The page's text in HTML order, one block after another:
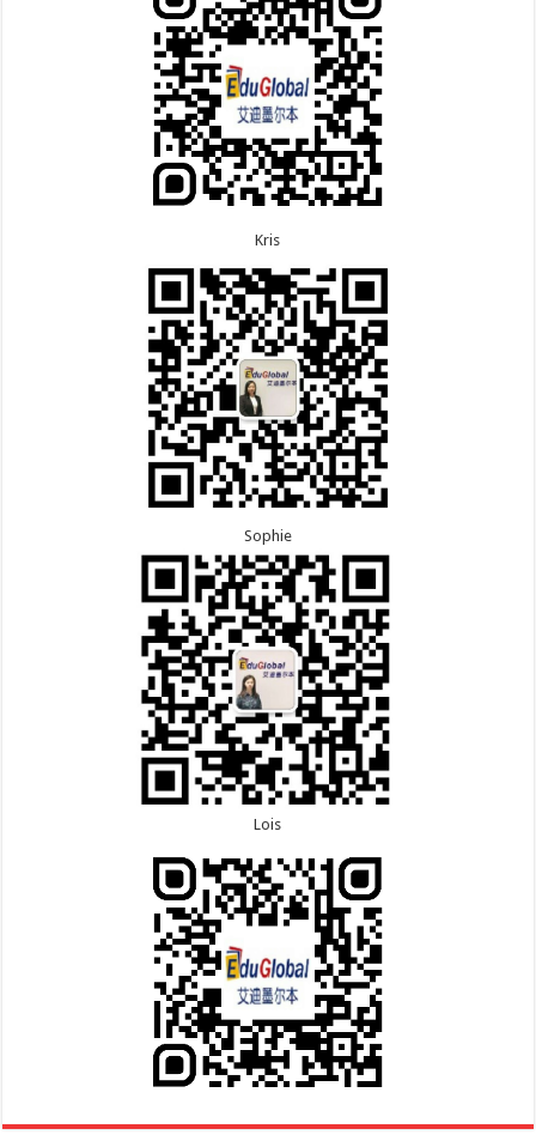
8.3恭喜黑龙江的刘女士864父母签证顺利下签！
8.3恭喜天津的陈同学和妈妈590+500学生签证顺利
7.7恭喜北京的王先生和孩子600旅游签证顺利下签，
Kris
Sophie
Lois